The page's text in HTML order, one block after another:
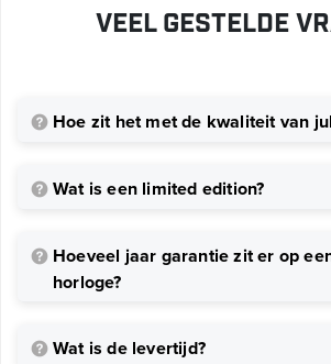
Veel gestelde
Hoe zit het met de kwaliteit van
Wat is een limited edition?
Hoeveel jaar garantie zit er op
horloge?
Wat is de levertijd?